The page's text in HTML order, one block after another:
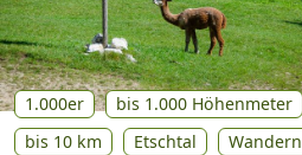
1.000er
bis 1.000 Höhenmeter
bis 10 km
Etschtal Wandern